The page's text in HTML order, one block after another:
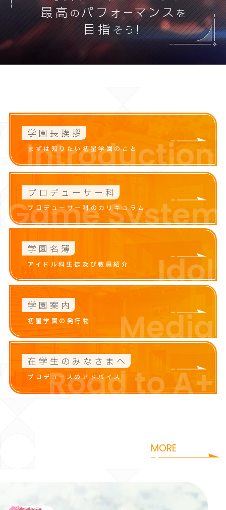
Introduction
学園長挨拶
まずは知りたい初星学園のこと
Game System
プロデューサー科
プロデューサー科のカリキュラム
Idol
学園名簿
アイドル科生徒及び教員紹介
Media
学園案内
初星学園の発行物
Road to A+
在学生のみなさまへ
プロデュースのアドバイス
MORE